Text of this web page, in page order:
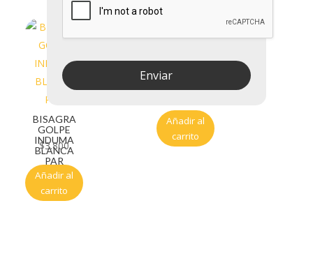
BISAGRA
GOLPE
INDUMA
BLANCA
PAR
$3.800
Añadir al
carrito
BISAGRA
GOLPE
$3.300
Añadir al
carrito
Enviar